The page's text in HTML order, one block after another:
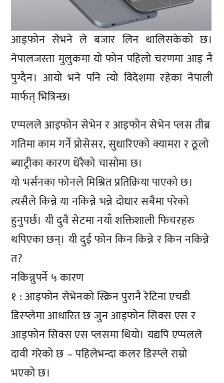
आइफोन सेभने ले बजार लिन थालिसकेको छ।
नेपालजस्ता मुलुकमा यो फोन पहिलो चरणमा आइ नै
पुग्दैन। आयो भने पनि त्यो विदेशमा रहेका नेपाली
मार्फत् भित्रिन्छ।
एप्पलले आइफोन सेभेन र आइफोन सेभेन प्लस तीब्र
गतिमा काम गर्ने प्रोसेसर, सुधारिएको क्यामरा र ठूलो
ब्याट्रीका कारण धेरैको चासोमा छ।
यो भर्सनका फोनले मिश्रित प्रतिक्रिया पाएको छ।
त्यसैले किन्ने या नकिन्ने भन्ने दोधार सबैमा परेको
हुनुपर्छ। यी दुवै सेटमा नयाँ शक्तिशाली फिचरहरु
थपिएका छन्। यी दुई फोन किन किन्ने र किन नकिन्ने
त?
नकिन्नुपर्ने ५ कारण
१ : आइफोन सेभेनको स्क्रिन पुरानै रेटिना एचडी
डिस्प्लेमा आधारित छ जुन आइफोन सिक्स एस र
आइफोन सिक्स एस प्लसमा थियो। यद्यपि एप्पलले
दावी गरेको छ – पहिलेभन्दा कलर डिस्प्ले राम्रो
भएको छ।